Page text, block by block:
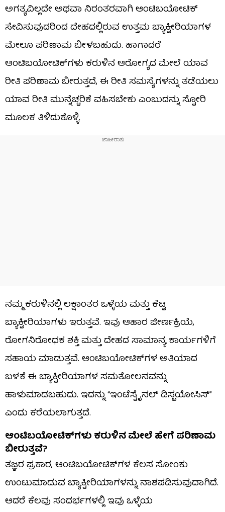
ಅಗತ್ಯವಿಲ್ಲದೇ ಅಥವಾ ನಿರಂತರವಾಗಿ ಆಂಟಿಬಯೋಟಿಕ್
ಸೇವಿಸುವುದರಿಂದ ದೇಹದಲ್ಲಿರುವ ಉತ್ತಮ ಬ್ಯಾಕ್ಟೀರಿಯಾಗಳ
ಮೇಲೂ ಪರಿಣಾಮ ಬೀಳಬಹುದು. ಹಾಗಾದರೆ
ಆಂಟಿಬಯೋಟಿಕ್‌ಗಳು ಕರುಳಿನ ಆರೋಗ್ಯದ ಮೇಲೆ ಯಾವ
ರೀತಿ ಪರಿಣಾಮ ಬೀರುತ್ತದೆ, ಈ ರೀತಿ ಸಮಸ್ಯೆಗಳನ್ನು ತಡೆಯಲು
ಯಾವ ರೀತಿ ಮುನ್ನೆಚ್ಚರಿಕೆ ವಹಿಸಬೇಕು ಎಂಬುದನ್ನು ಸ್ಟೋರಿ
ಮೂಲಕ ತಿಳಿದುಕೊಳ್ಳಿ.
ನಮ್ಮ ಕರುಳಿನಲ್ಲಿ ಲಕ್ಷಾಂತರ ಒಳ್ಳೆಯ ಮತ್ತು ಕೆಟ್ಟ
ಬ್ಯಾಕ್ಟೀರಿಯಾಗಳು ಇರುತ್ತವೆ. ಇವು ಆಹಾರ ಜೀರ್ಣಕ್ರಿಯೆ,
ರೋಗನಿರೋಧಕ ಶಕ್ತಿ ಮತ್ತು ದೇಹದ ಸಾಮಾನ್ಯ ಕಾರ್ಯಗಳಿಗೆ
ಸಹಾಯ ಮಾಡುತ್ತವೆ. ಆಂಟಿಬಯೋಟಿಕ್‌ಗಳ ಅತಿಯಾದ
ಬಳಕೆ ಈ ಬ್ಯಾಕ್ಟೀರಿಯಾಗಳ ಸಮತೋಲನವನ್ನು
ಹಾಳುಮಾಡಬಹುದು. ಇದನ್ನು “ಇಂಟೆಸ್ಟೈನಲ್ ಡಿಸ್ಬಯೋಸಿಸ್”
ಎಂದು ಕರೆಯಲಾಗುತ್ತದೆ.
ಆಂಟಿಬಯೋಟಿಕ್‌ಗಳು ಕರುಳಿನ ಮೇಲೆ ಹೇಗೆ ಪರಿಣಾಮ
ಬೀರುತ್ತವೆ?
ತಜ್ಞರ ಪ್ರಕಾರ, ಆಂಟಿಬಯೋಟಿಕ್‌ಗಳ ಕೆಲಸ ಸೋಂಕು
ಉಂಟುಮಾಡುವ ಬ್ಯಾಕ್ಟೀರಿಯಾಗಳನ್ನು ನಾಶಪಡಿಸುವುದಾಗಿದೆ.
ಆದರೆ ಕೆಲವು ಸಂದರ್ಭಗಳಲ್ಲಿ ಇವು ಒಳ್ಳೆಯ